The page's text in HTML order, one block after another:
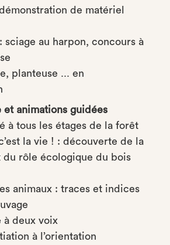
de matériel
sciage au harpon, concours à
planteuse ... en
et animations guidées
à tous les étages de la forêt
la vie ! : découverte de la
du rôle écologique du bois
animaux : traces et indices
à deux voix
à l’orientation